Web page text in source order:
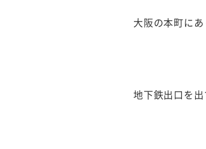
大阪の本町にあ
地下鉄出口を出